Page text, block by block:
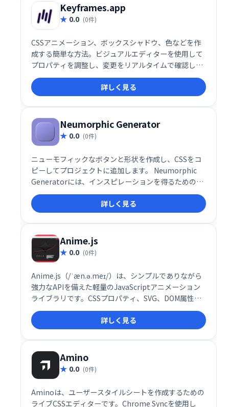
Keyframes.app
0.0 (0件)
CSSアニメーション、ボックスシャドウ、色などを作
成する簡単な方法。ビジュアルエディターを使用して
プロパティを調整し、変更をリアルタイムで確認しま
す。次に、生成されたCSSをすぐに取得して、プロジ
ェクトで使用します。詳しく見る
Neumorphic Generator
0.0 (0件)
ニューモフィックなボタンと形状を作成し、CSSをコ
ピーしてプロジェクトに追加します。 Neumorphic
Generatorには、インスピレーションを得るための50
以上のプリセットが付属しています。
詳しく見る
Anime.js
0.0 (0件)
Anime.js（/ˈæn.ə.meɪ/）は、シンプルでありながら
強力なAPIを備えた軽量のJavaScriptアニメーション
ライブラリです。CSSプロパティ、SVG、DOM属性、
JavaScriptオブジェクトで動作します。
詳しく見る
Amino
0.0 (0件)
Aminoは、ユーザースタイルシートを作成するための
ライブCSSエディターです。Chrome Syncを使用し